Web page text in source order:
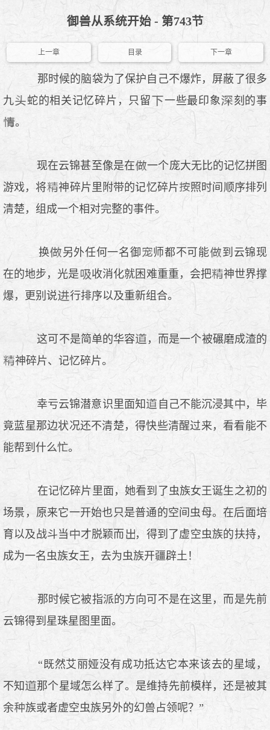
御兽从系统开始 - 第743节
上一章 目录 下一章
那时候的脑袋为了保护自己不爆炸，屏蔽了很多
九
蛇的相关记忆碎片，只留 一些最印象
刻的事
。
现在云锦甚至像是在
一个庞大无比的记忆拼图
游戏，将
神碎片里附带的记忆碎片
照时间顺序排列
清楚，组成一个相对完整的事件。
换 另外任何一名御 师都不可能
到云锦现
在的地步，光是
收消化就困难重重，会把
神世界撑
爆，更别说
行排序以及重新组合。
这可不是简单的华容
，而是一个被碾磨成渣的
神碎片、记忆碎片。
幸亏云锦潜意识里面知 自己不能沉浸其
，毕
竟蓝星那边状况还不清楚，得快些清醒过来，看看能不
能帮到什么忙。
在记忆碎片里面，她看到了虫族女王诞生之初的
场景，原来它一开始也只是普通的空间虫母。在后面培
育以及战斗当
才脱颖而
，得到了虚空虫族的扶持，
成为一名虫族女王，去为虫族开疆辟土！
那时候它被指派的方向可不是在这里，而是先前
云锦得到星珠星图里面。
“既然艾丽娅没有成功抵达它本来该去的星域，
不知
那个星域怎么样了。是维持先前模样，还是被其
余
族或者虚空虫族另外的幻兽占领呢？”